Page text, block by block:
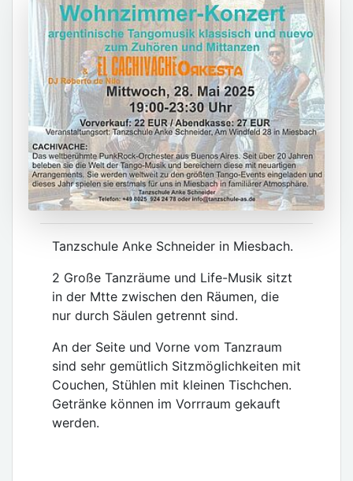
Tanzschule Anke Schneider in Miesbach.
2 Große Tanzräume und Life-Musik sitzt
in der Mtte zwischen den Räumen, die
nur durch Säulen getrennt sind.
An der Seite und Vorne vom Tanzraum
sind sehr gemütlich Sitzmöglichkeiten mit
Couchen, Stühlen mit kleinen Tischchen.
Getränke können im Vorrraum gekauft
werden.